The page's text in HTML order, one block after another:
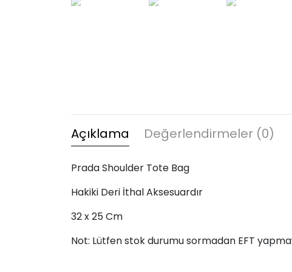
Açıklama Değerlendirmeler (0)
Prada Shoulder Tote Bag
Hakiki Deri İthal Aksesuardır
32 x 25 Cm
Not: Lütfen stok durumu sormadan EFT